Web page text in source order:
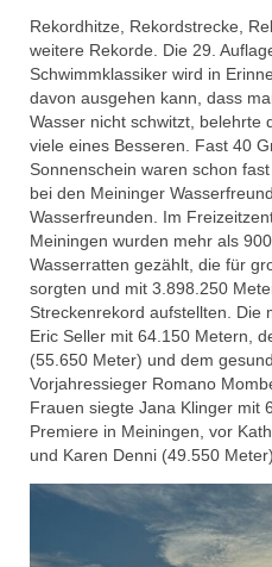
Rekordhitze, Rekordstrecke,
weitere Rekorde. Die 29.
Schwimmklassiker wird in
davon ausgehen kann, dass
Wasser nicht schwitzt, belehrte
viele eines Besseren. Fast 40
Sonnenschein waren schon
bei den Meininger
Wasserfreunden. Im
Meiningen wurden mehr als
Wasserratten gezählt, die für
sorgten und mit 3.898.250
Streckenrekord aufstellten. Die
Eric Seller mit 64.150 Metern,
(55.650 Meter) und dem
Vorjahressieger Romano
Frauen siegte Jana Klinger mit
Premiere in Meiningen, vor
und Karen Denni (49.550 Meter).